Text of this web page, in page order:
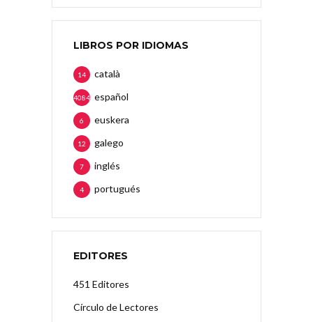
LIBROS POR IDIOMAS
català
14
español
4084
euskera
6
galego
12
inglés
7
portugués
4
EDITORES
451 Editores
Círculo de Lectores